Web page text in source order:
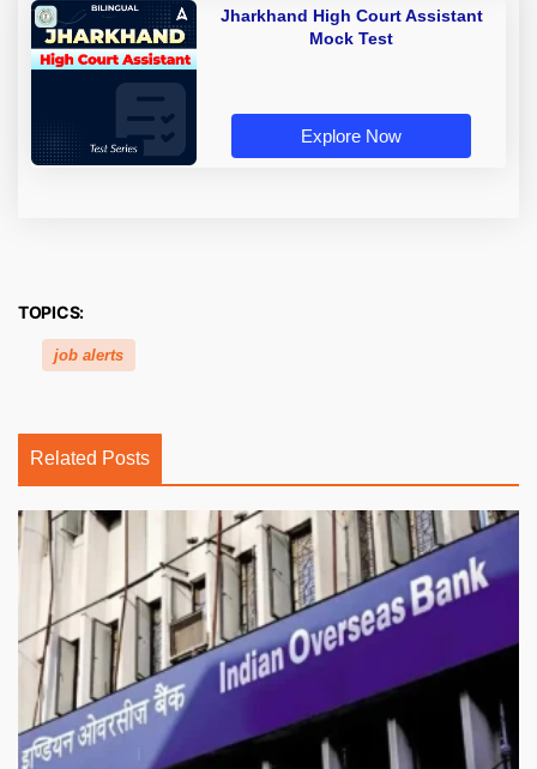
Jharkhand High Court Assistant
Mock Test
Explore Now
TOPICS:
job alerts
Related Posts